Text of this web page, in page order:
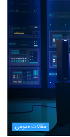
مقالات عمومی